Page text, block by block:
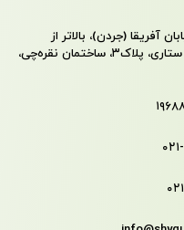
آفریقا (جردن)، بالاتر از
میرداماد، خیابان ستاری، پلاک‌۳، ساختمان نقره‌چی،